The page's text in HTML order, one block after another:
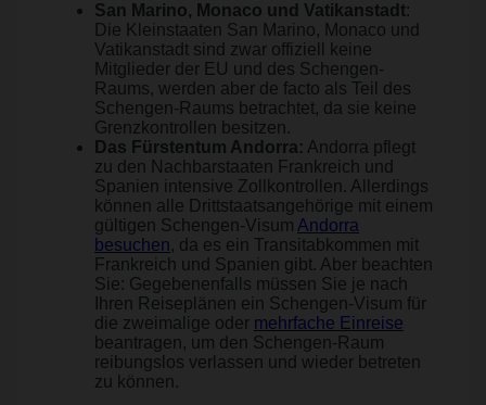
San Marino, Monaco und Vatikanstadt:
Die Kleinstaaten San Marino, Monaco und
Vatikanstadt sind zwar offiziell keine
Mitglieder der EU und des Schengen-
Raums, werden aber de facto als Teil des
Schengen-Raums betrachtet, da sie keine
Grenzkontrollen besitzen.
Das Fürstentum Andorra: Andorra pflegt
zu den Nachbarstaaten Frankreich und
Spanien intensive Zollkontrollen. Allerdings
können alle Drittstaatsangehörige mit einem
gültigen Schengen-Visum Andorra
besuchen, da es ein Transitabkommen mit
Frankreich und Spanien gibt. Aber beachten
Sie: Gegebenenfalls müssen Sie je nach
Ihren Reiseplänen ein Schengen-Visum für
die zweimalige oder mehrfache Einreise
beantragen, um den Schengen-Raum
reibungslos verlassen und wieder betreten
zu können.